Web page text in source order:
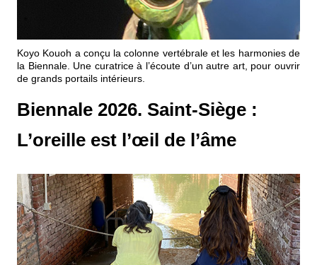
Événements
Cousinages
Koyo Kouoh a conçu la colonne vertébrale et les harmonies de
la Biennale. Une curatrice à l’écoute d’un autre art, pour ouvrir
de grands portails intérieurs.
Biennale 2026. Saint-Siège :
L’oreille est l’œil de l’âme